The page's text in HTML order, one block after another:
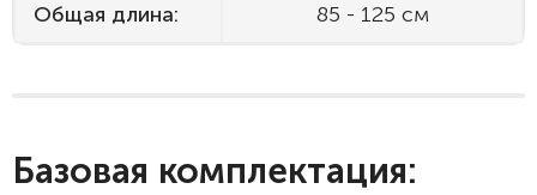
Общая длина: 85 - 125 см
Базовая комплектация: